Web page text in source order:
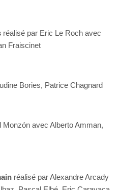
réalisé par Eric Le Roch avec
Fraiscinet
Bories, Patrice Chagnard
Monzón avec Alberto Amman,
réalisé par Alexandre Arcady